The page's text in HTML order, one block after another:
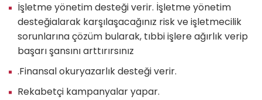
İşletme yönetim desteği verir. İşletme yönetim
desteğialarak karşılaşacağınız risk ve işletmecilik
sorunlarına çözüm bularak, tıbbi işlere ağırlık verip
başarı şansını arttırırsınız
.Finansal okuryazarlık desteği verir.
Rekabetçi kampanyalar yapar.